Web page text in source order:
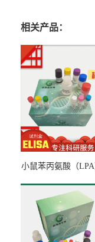
相关产品：
小鼠苯丙氨酸（